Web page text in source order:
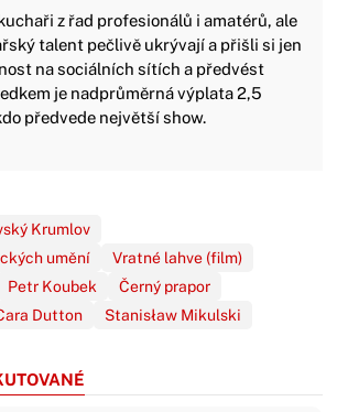
z řad profesionálů i amatérů, ale
talent pečlivě ukrývají a přišli si jen
na sociálních sítích a předvést
je nadprůměrná výplata 2,5
předvede největší show.
Krumlov
umění
Vratné lahve (film)
Petr Koubek
Černý prapor
Dutton Stanisław Mikulski